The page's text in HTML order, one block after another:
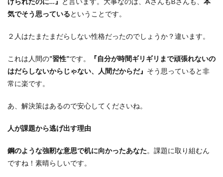
気でそう思っているということです。
２人はたまたまだらしない性格だったのでしょうか？違います。
これは 人間の”習性”です。
『自分が時間ギリギリまで頑張れないの
はだらしないからじゃない、人間だからだ』 そう思っていると非
常に楽です。
あ、解決策はあるので安心してくださいね。
人が課題から逃げ出す理由
鋼のような強靭な意思で机に向かったあなた。課題に取り組むん
ですね！素晴らしいです。